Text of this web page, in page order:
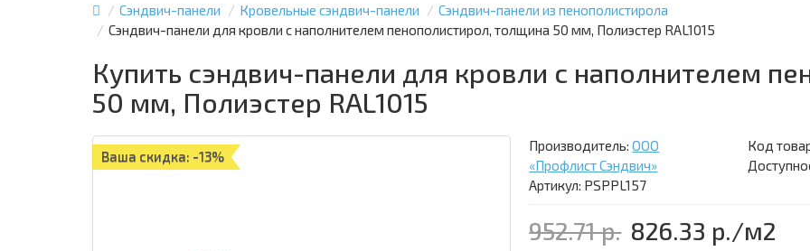
Сэндвич-панели Кровельные сэндвич-панели
Сэндвич-панели из пенополистирола
Сэндвич-панели для кровли с наполнителем пенополистирол, толщина 50 мм, Полиэстер RAL1015
Купить сэндвич-панели для кровли с наполнителем
50 мм, Полиэстер RAL1015
Ваша скидка: -13%
Производитель:ООО
«Профлист Сэндвич»
Код
Артикул: PSPPL157
952.71 р. 826.33 р./м2